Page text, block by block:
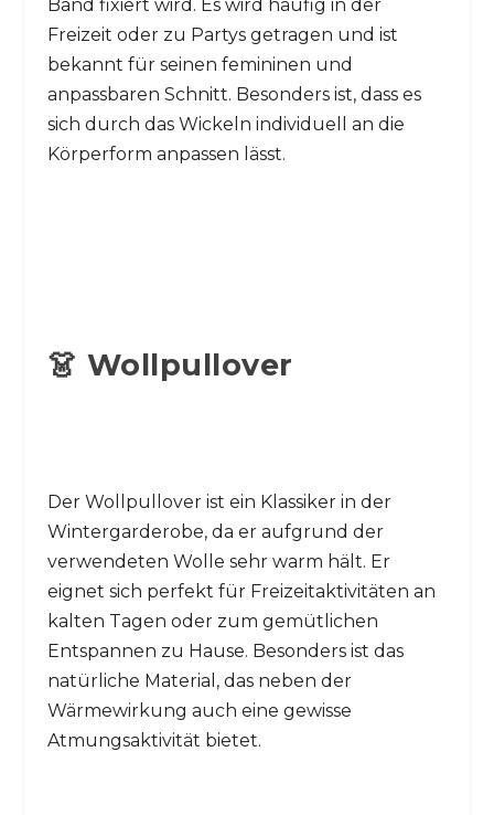
Band fixiert wird. Es wird häufig in der
Freizeit oder zu Partys getragen und ist
bekannt für seinen femininen und
anpassbaren Schnitt. Besonders ist, dass es
sich durch das Wickeln individuell an die
Körperform anpassen lässt.
👗 Wollpullover
Der Wollpullover ist ein Klassiker in der
Wintergarderobe, da er aufgrund der
verwendeten Wolle sehr warm hält. Er
eignet sich perfekt für Freizeitaktivitäten an
kalten Tagen oder zum gemütlichen
Entspannen zu Hause. Besonders ist das
natürliche Material, das neben der
Wärmewirkung auch eine gewisse
Atmungsaktivität bietet.